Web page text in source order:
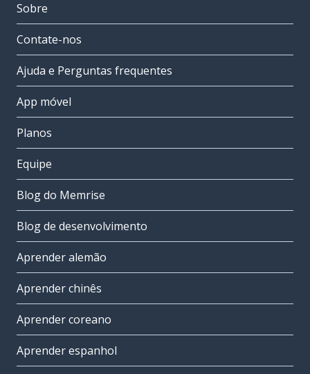
Sobre
Contate-nos
Ajuda e Perguntas frequentes
App móvel
Planos
Equipe
Blog do Memrise
Blog de desenvolvimento
Aprender alemão
Aprender chinês
Aprender coreano
Aprender espanhol